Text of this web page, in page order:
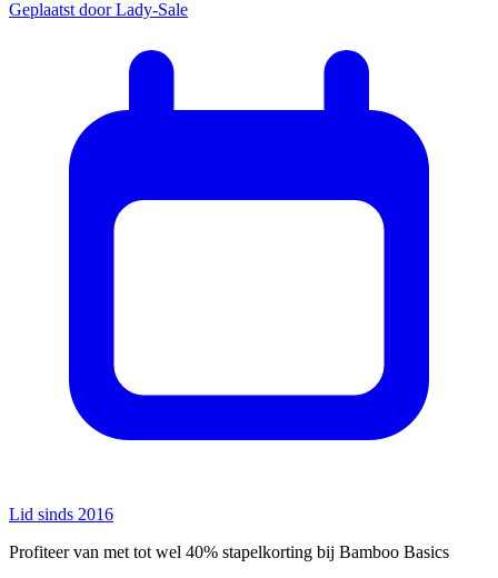
Geplaatst doorLady-Sale
Lid sinds 2016
Profiteer van met tot wel 40% stapelkorting bij Bamboo Basics